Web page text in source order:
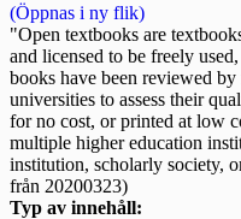
(Öppnas i ny flik)
"Open textbooks are
and licensed to be freely
books have been reviewed
universities to assess their
for no cost, or printed at low
multiple higher education
institution, scholarly society,
från 20200323)
Typ av innehåll: